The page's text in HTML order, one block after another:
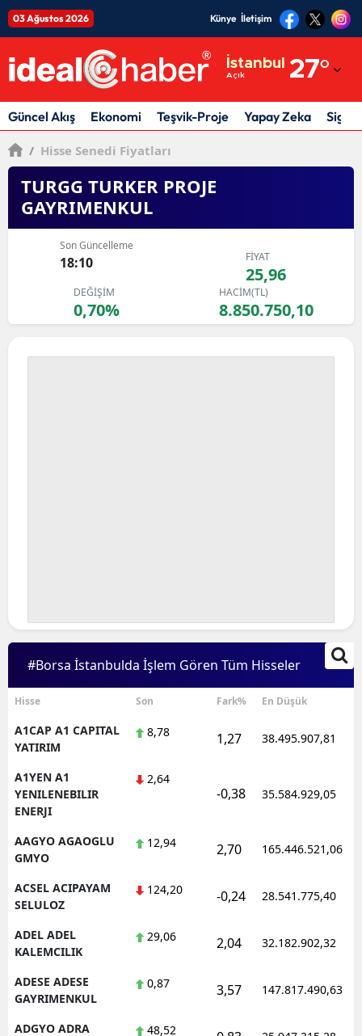
03 Ağustos 2026 Künye İletişim
İstanbul
Açık 27°
Adıyaman
Afyonkarahisar
Artvin
Aydın
Çorum
Diyarbakır
Edirne
Erzurum
Giresun
Güncel Akış Ekonomi Teşvik-Proje Yapay Zeka
/ Hisse Senedi Fiyatları
TURGG TURKER PROJE
GAYRIMENKUL
Son Güncelleme
18:10 FİYAT
25,96
DEĞİŞİM
0,70%
HACİM(TL)
8.850.750,10
#Borsa İstanbulda İşlem Gören Tüm Hisseler
Hisse Son Fark% En Düşük
A1CAP A1 CAPITAL
YATIRIM
8,78 1,27 38.495.907,81
A1YEN A1
YENILENEBILIR
ENERJI
2,64
-0,38 35.584.929,05
AAGYO AGAOGLU
GMYO
12,94 2,70 165.446.521,06
ACSEL ACIPAYAM
SELULOZ
124,20 -0,24 28.541.775,40
ADEL ADEL
KALEMCILIK
29,06 2,04 32.182.902,32
ADESE ADESE
GAYRIMENKUL
0,87 3,57 147.817.490,63
ADGYO ADRA
48,52